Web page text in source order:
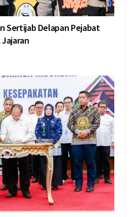
Sertijab Delapan Pejabat